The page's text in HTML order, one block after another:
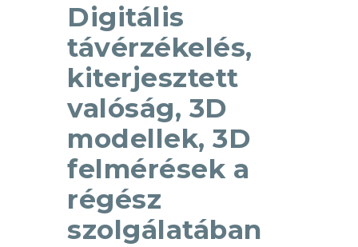
Digitális
távérzékelés,
kiterjesztett
valóság, 3D
modellek, 3D
felmérések a
régész
szolgálatában